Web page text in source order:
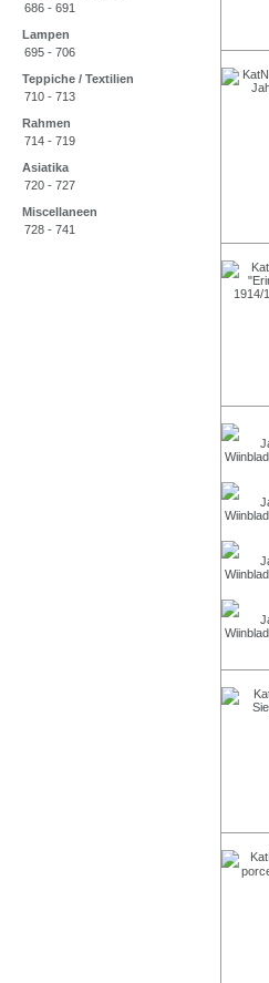
686 - 691
Lampen
695 - 706
Teppiche / Textilien
710 - 713
Rahmen
714 - 719
Asiatika
720 - 727
Miscellaneen
728 - 741